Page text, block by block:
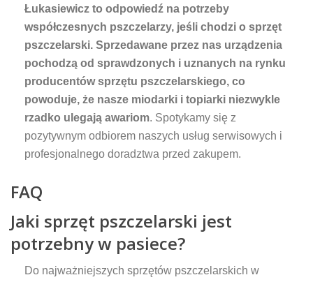
Łukasiewicz to odpowiedź na potrzeby
współczesnych pszczelarzy, jeśli chodzi o sprzęt
pszczelarski. Sprzedawane przez nas urządzenia
pochodzą od sprawdzonych i uznanych na rynku
producentów sprzętu pszczelarskiego, co
powoduje, że nasze miodarki i topiarki niezwykle
rzadko ulegają awariom. Spotykamy się z
pozytywnym odbiorem naszych usług serwisowych i
profesjonalnego doradztwa przed zakupem.
FAQ
Jaki sprzęt pszczelarski jest
potrzebny w pasiece?
Do najważniejszych sprzętów pszczelarskich w